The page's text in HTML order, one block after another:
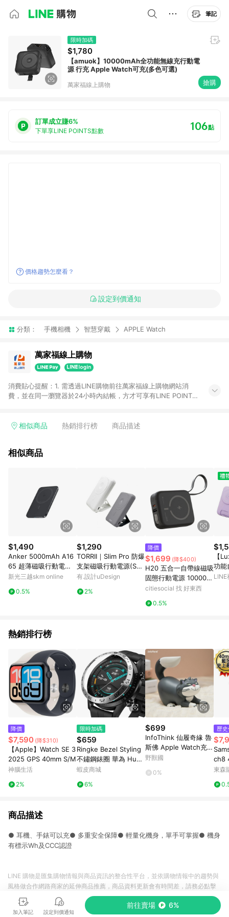
筆記
限時加碼
$1,780
【amuok】10000mAh全功能無線充行動電
源 行充 Apple Watch可充(多色可選)
萬家福線上購物 搶購
訂單成立賺6%
下單享LINE POINTS點數 106點
價格趨勢怎麼看？
設定到價通知
分類： 手機相機 智慧穿戴 APPLE Watch
萬家福線上購物
消費貼心提醒：1. 需透過LINE購物前往萬家福線上購物網站消
費，並在同一瀏覽器於24小時內結帳，方才可享有LINE POINTS
4. 不具回饋資格種類商品：電子禮券。 5. 回饋點數計算將排除訂
錄，相關問題請於保留時間內聯絡客服中心，並由康達盛通生活
話題性或期間限定商品來滿足您的喜好。
相似商品 熱銷排行榜 商品描述
相似商品
$1,490
Anker 5000mAh A16
65 超薄磁吸行動電源
Q
新光三越skm online
0.5%
$1,290
TORRII｜Slim Pro 防爆
支架磁吸行動電源(S2)
(10000mAh) 支援 Ma
有.設計uDesign
2%
降價
$1,699 (降$400)
H20 五合一自帶線磁吸
固態行動電源 10000
mAh 白
citiesocial 找 好東西
0.5%
【
功能
動電
LINE
熱銷排行榜
降價
$7,590 (降$310)
【Apple】Watch SE 3
2025 GPS 40mm S/M
神腦生活
2%
限時加碼
$659
Ringke Bezel Styling
不鏽鋼錶圈 華為 Hua
wei Watch GT 2 46m
蝦皮商城
6%
$699
InfoThink 仙履奇緣 魯
斯佛 Apple Watch充電
座
野獸國
0%
歷
ch8
錶
東森
商品描述
● 耳機、手錶可以充● 多重安全保障● 輕量化機身，單手可掌握● 機身
有標示Wh及CCC認證
加入筆記 設定到價通知
前往賣場 6%
LINE 購物是匯集購物情報與商品資訊的整合性平台，並依購物情報中的趨勢與
風格做合作網路商家的延伸商品推薦，商品資料更新會有時間差，請務必點擊
商品至各合作網路商家，確認現售價與購物條件，一切資訊以合作廠商網頁為
準。